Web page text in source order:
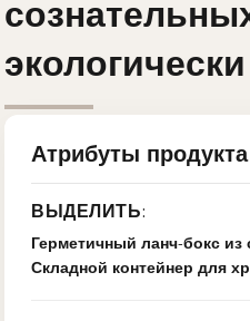
Атрибуты продукта
ВЫДЕЛИТЬ:
Герметичный ланч-бокс из
Складной контейнер для